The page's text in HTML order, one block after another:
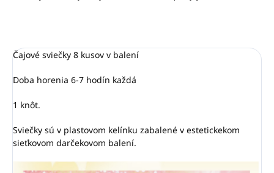
Čajové sviečky 8 kusov v balení
Doba horenia 6-7 hodín každá
1 knôt.
Sviečky sú v plastovom kelínku zabalené v estetickekom
sieťkovom darčekovom balení.